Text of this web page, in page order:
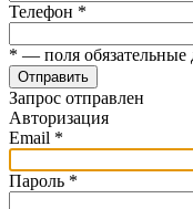
Телефон *
* — поля обязательные
Отправить
Запрос отправлен
Авторизация
Email *
Пароль *